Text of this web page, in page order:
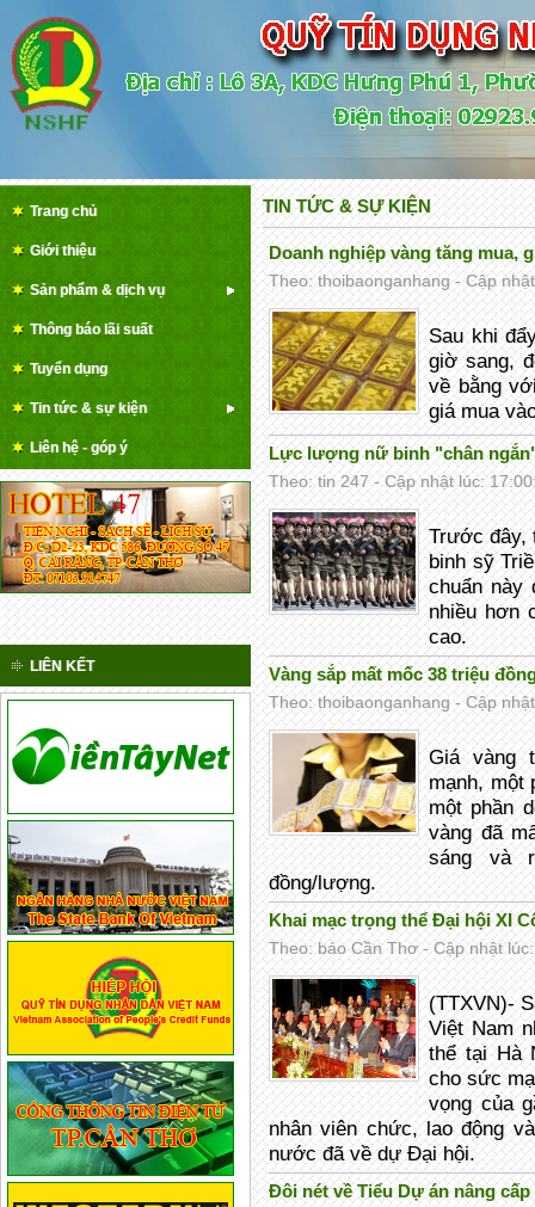
Trang chủ
Giới thiệu
Sản phẩm & dịch vụ
Thông báo lãi suất
Tuyển dụng
Tin tức & sự kiện
Liên hệ - góp ý
LIÊN KẾT
TIN TỨC & SỰ KIỆN
Doanh nghiệp vàng tăng mua,
Theo: thoibaonganhang - Cập
Sau khi
giờ sang,
về bằng
giá mua
Lực lượng nữ binh "chân
Theo: tin 247 - Cập nhật lúc:
Trước đây,
binh sỹ
chuẩn này
nhiều hơn
cao.
Vàng sắp mất mốc 38 triệu
Theo: thoibaonganhang - Cập
Giá vàng
mạnh, một
một phần
vàng đã
sáng và
đồng/lượng.
Khai mạc trọng thể Đại hội XI
Theo: báo Cần Thơ - Cập nhật
(TTXVN)-
Việt Nam
thể tại Hà
cho sức
vọng của
nhân viên chức, lao động
nước đã về dự Đại hội.
Đôi nét về Tiểu Dự án nâng